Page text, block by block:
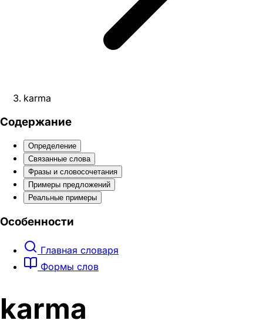
karma
Содержание
Определение
Связанные слова
Фразы и словосочетания
Примеры предложений
Реальные примеры
Особенности
Главная словаря
Формы слов
karma